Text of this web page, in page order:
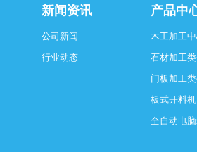
新闻资讯
公司新闻
行业动态
产品中
木工加工
石材加工
门板加工
板式开料机
全自动电